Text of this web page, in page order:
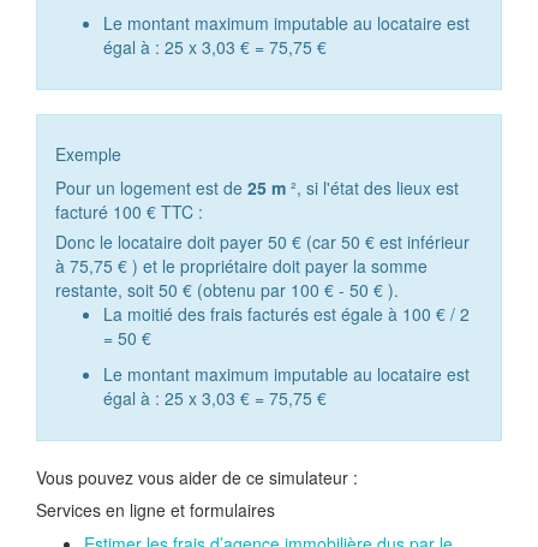
Le montant maximum imputable au locataire est
égal à : 25 x 3,03 € = 75,75 €
Exemple
Pour un logement est de 25 m ², si l'état des lieux est
facturé 100 € TTC :
Donc le locataire doit payer 50 € (car 50 € est inférieur
à 75,75 € ) et le propriétaire doit payer la somme
restante, soit 50 € (obtenu par 100 € - 50 € ).
La moitié des frais facturés est égale à 100 € / 2
= 50 €
Le montant maximum imputable au locataire est
égal à : 25 x 3,03 € = 75,75 €
Vous pouvez vous aider de ce simulateur :
Services en ligne et formulaires